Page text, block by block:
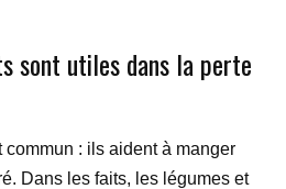
sont utiles dans la perte
: ils aident à manger
Dans les faits, les légumes et